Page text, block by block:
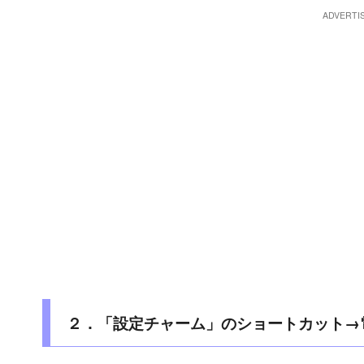
２．「設定チャーム」のショートカット→